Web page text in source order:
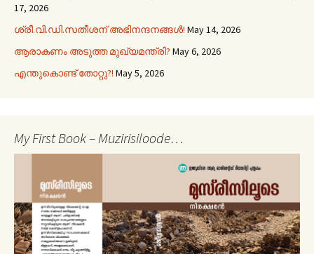
17, 2026
ശ്രീ.വി.ഡി.സതീശന് അഭിനന്ദനങ്ങൾ! May 14, 2026
ആരാകണം അടുത്ത മുഖ്യമന്ത്രി? May 6, 2026
എന്തുകൊണ്ട് തോറ്റു?! May 5, 2026
My First Book – Muzirisiloode…